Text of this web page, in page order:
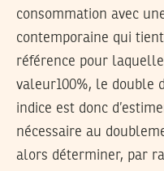
consommation avec
contemporaine qui
référence pour
valeur100%, le double
indice est donc
nécessaire au
alors déterminer, par